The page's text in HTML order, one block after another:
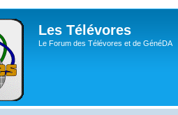
Les Télévores
Le Forum des Télévores et de GénéDA